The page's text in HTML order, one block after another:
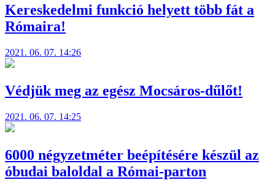
Kereskedelmi funkció helyett több fát a
Rómaira!
2021. 06. 07. 14:26
Védjük meg az egész Mocsáros-dűlőt!
2021. 06. 07. 14:25
6000 négyzetméter beépítésére készül az
óbudai baloldal a Római-parton